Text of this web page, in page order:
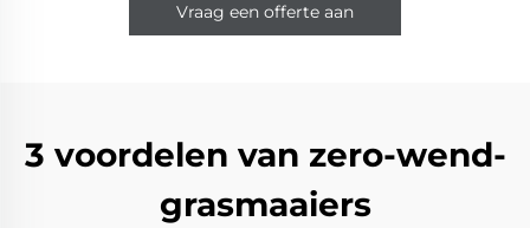
Vraag een offerte aan
3 voordelen van zero-wend-
grasmaaiers